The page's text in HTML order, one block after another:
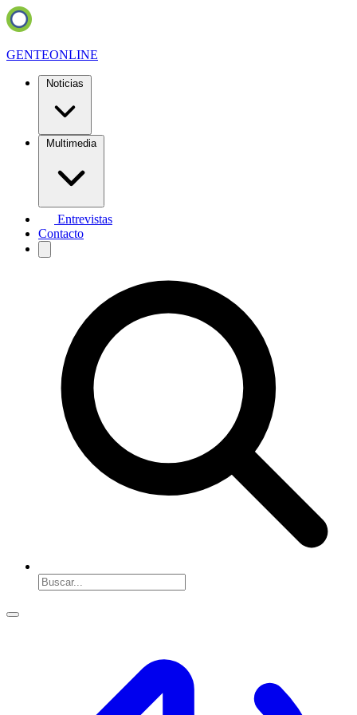
GENTEONLINE
Noticias
Multimedia
Entrevistas
Contacto